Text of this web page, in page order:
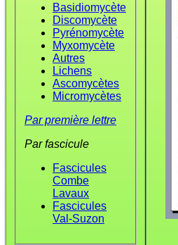
Basidiomycète
Discomycète
Pyrénomycète
Myxomycète
Autres
Lichens
Ascomycètes
Micromycètes
Par première lettre
Par fascicule
Fascicules
Combe
Lavaux
Fascicules
Val-Suzon